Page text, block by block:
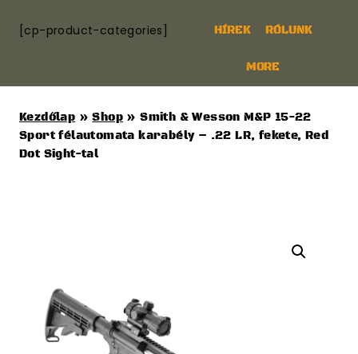
[cp-product-categories] HÍREK RÓLUNK
MORE
Kezdőlap »Shop »Smith & Wesson M&P 15-22
Sport félautomata karabély – .22 LR, fekete, Red
Dot Sight-tal